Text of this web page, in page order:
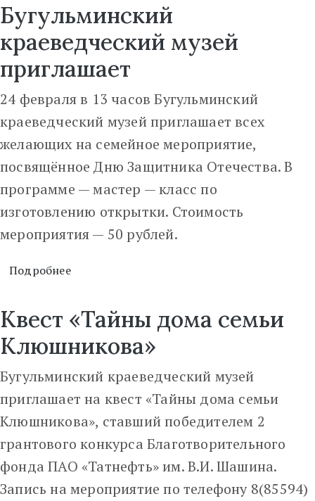
Бугульминский
краеведческий музей
приглашает
24 февраля в 13 часов Бугульминский
краеведческий музей приглашает всех
желающих на семейное мероприятие,
посвящённое Дню Защитника Отечества. В
программе — мастер — класс по
изготовлению открытки. Стоимость
мероприятия — 50 рублей.
Подробнее
Квест «Тайны дома семьи
Клюшникова»
Бугульминский краеведческий музей
приглашает на квест «Тайны дома семьи
Клюшникова», ставший победителем 2
грантового конкурса Благотворительного
фонда ПАО «Татнефть» им. В.И. Шашина.
Запись на мероприятие по телефону 8(85594)